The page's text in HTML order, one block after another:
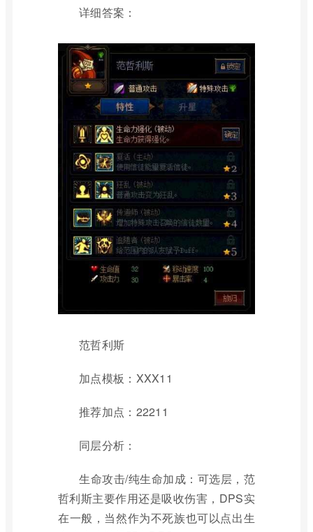
详细答案：
范哲利斯
加点模板：XXX11
推荐加点：22211
同层分析：
生命攻击/纯生命加成：可选层，范
哲利斯主要作用还是吸收伤害，DPS实
在一般，当然作为不死族也可以点出生